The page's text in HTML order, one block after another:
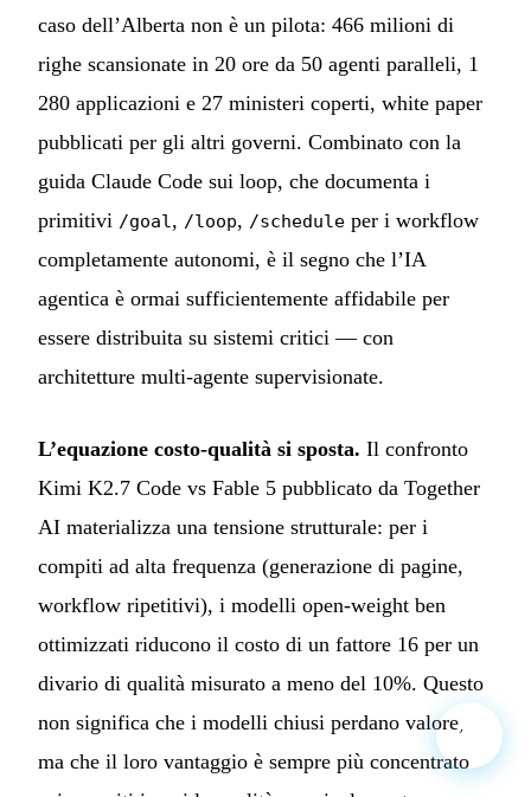
caso dell’Alberta non è un pilota: 466 milioni di
righe scansionate in 20 ore da 50 agenti paralleli, 1
280 applicazioni e 27 ministeri coperti, white paper
pubblicati per gli altri governi. Combinato con la
guida Claude Code sui loop, che documenta i
primitivi /goal , /loop, /schedule per i workflow
completamente autonomi, è il segno che l’IA
agentica è ormai sufficientemente affidabile per
essere distribuita su sistemi critici — con
architetture multi-agente supervisionate.
L’equazione costo-qualità si sposta. Il confronto
Kimi K2.7 Code vs Fable 5 pubblicato da Together
AI materializza una tensione strutturale: per i
compiti ad alta frequenza (generazione di pagine,
workflow ripetitivi), i modelli open-weight ben
ottimizzati riducono il costo di un fattore 16 per un
divario di qualità misurato a meno del 10%. Questo
non significa che i modelli chiusi perdano valore,
ma che il loro vantaggio è sempre più concentrato